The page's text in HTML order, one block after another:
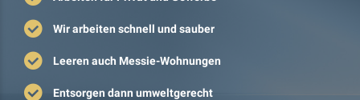
Wir arbeiten schnell und sauber
Leeren auch Messie-Wohnungen
Entsorgen dann umweltgerecht